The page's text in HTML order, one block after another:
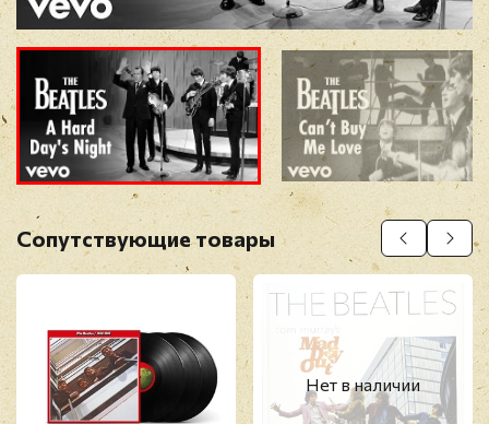
Прикрепить фото
Оставить отзыв
Перед публикацией отзывы проходят
модерацию
Сопутствующие товары
Нет в наличии